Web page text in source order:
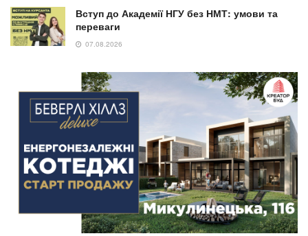
Вступ до Академії НГУ без НМТ: умови та
переваги
07.08.2026